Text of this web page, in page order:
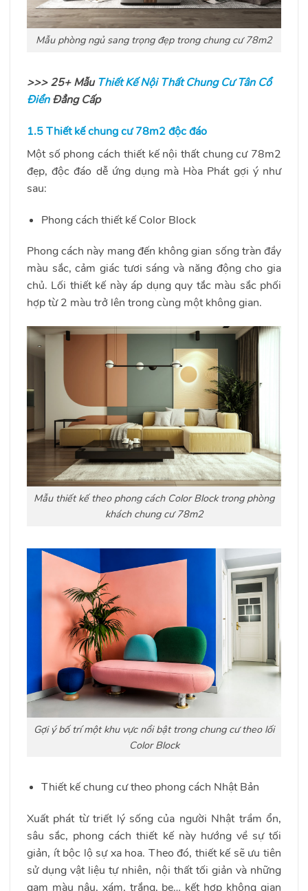
Mẫu phòng ngủ sang trọng đẹp trong chung cư 78m2
>>> 25+ MẫuThiết Kế Nội Thất Chung Cư Tân Cổ
ĐiểnĐẳng Cấp
1.5 Thiết kế chung cư 78m2 độc đáo
Một số phong cách thiết kế nội thất chung cư 78m2
đẹp, độc đáo dễ ứng dụng mà Hòa Phát gợi ý như
sau:
Phong cách thiết kế Color Block
Phong cách này mang đến không gian sống tràn đầy
màu sắc, cảm giác tươi sáng và năng động cho gia
chủ. Lối thiết kế này áp dụng quy tắc màu sắc phối
hợp từ 2 màu trở lên trong cùng một không gian.
Mẫu thiết kế theo phong cách Color Block trong phòng
khách chung cư 78m2
Gợi ý bố trí một khu vực nổi bật trong chung cư theo lối
Color Block
Thiết kế chung cư theo phong cách Nhật Bản
Xuất phát từ triết lý sống của người Nhật trầm ổn,
sâu sắc, phong cách thiết kế này hướng về sự tối
giản, ít bộc lộ sự xa hoa. Theo đó, thiết kế sẽ ưu tiên
sử dụng vật liệu tự nhiên, nội thất tối giản và những
gam màu nâu, xám, trắng, be… kết hợp không gian